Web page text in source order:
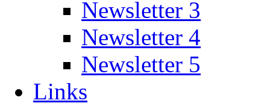
Newsletter 3
Newsletter 4
Newsletter 5
Links